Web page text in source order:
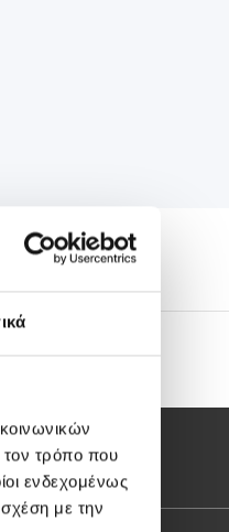
τον τρόπο που
ενδεχομένως
με την